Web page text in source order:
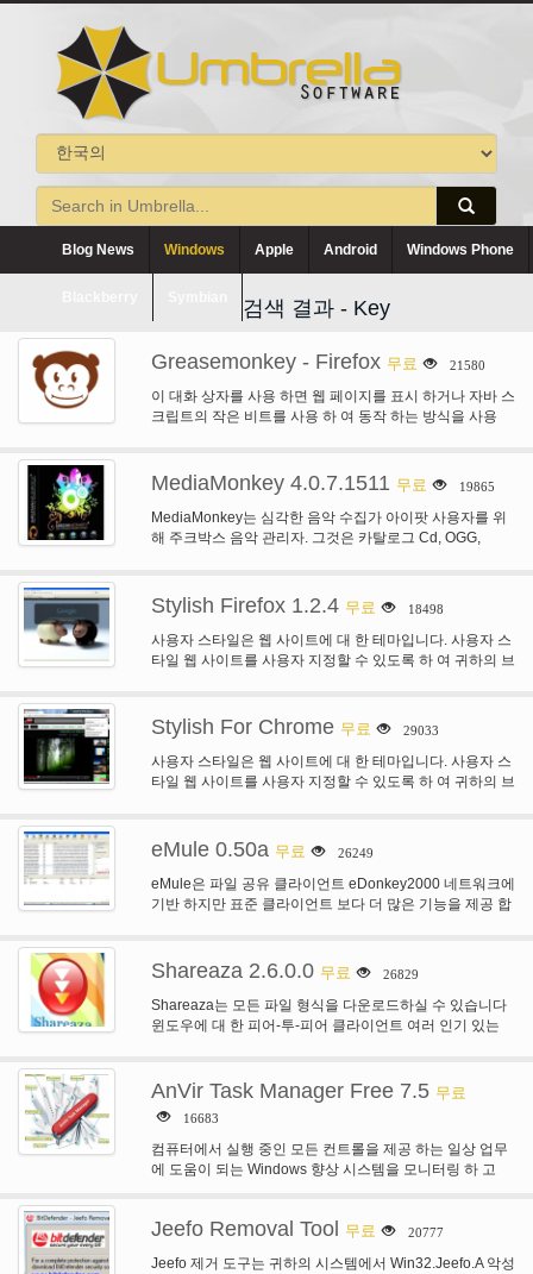
Blog News Windows Apple Android Windows Phone
검색 결과 - Key
Greasemonkey - Firefox 무료 21580
이 대화 상자를 사용 하면 웹 페이지를 표시 하거나 자바 스
크립트의 작은 비트를 사용 하 여 동작 하는 방식을 사용
MediaMonkey 4.0.7.1511 무료 19865
MediaMonkey는 심각한 음악 수집가 아이팟 사용자를 위
해 주크박스 음악 관리자. 그것은 카탈로그 Cd, OGG,
Stylish Firefox 1.2.4 무료 18498
사용자 스타일은 웹 사이트에 대 한 테마입니다. 사용자 스
타일 웹 사이트를 사용자 지정할 수 있도록 하 여 귀하의 브
Stylish For Chrome 무료 29033
사용자 스타일은 웹 사이트에 대 한 테마입니다. 사용자 스
타일 웹 사이트를 사용자 지정할 수 있도록 하 여 귀하의 브
eMule 0.50a 무료 26249
eMule은 파일 공유 클라이언트 eDonkey2000 네트워크에
기반 하지만 표준 클라이언트 보다 더 많은 기능을 제공 합
Shareaza 2.6.0.0 무료 26829
Shareaza는 모든 파일 형식을 다운로드하실 수 있습니다
윈도우에 대 한 피어-투-피어 클라이언트 여러 인기 있는
AnVir Task Manager Free 7.5 무료
16683
컴퓨터에서 실행 중인 모든 컨트롤을 제공 하는 일상 업무
에 도움이 되는 Windows 향상 시스템을 모니터링 하 고
Jeefo Removal Tool 무료 20777
Jeefo 제거 도구는 귀하의 시스템에서 Win32.Jeefo.A 악성